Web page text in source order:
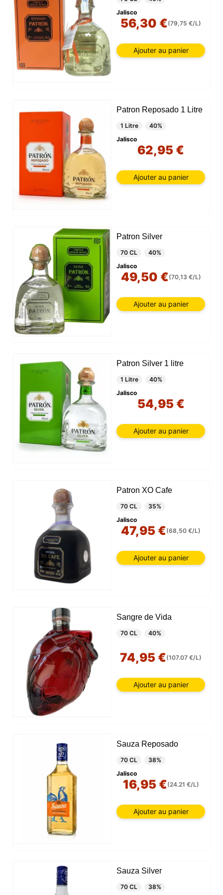
Jalisco
56,30 €(79,75 €/L)
Ajouter au panier
Patron Reposado 1 Litre
1 Litre
40%
Jalisco
62,95 €
Ajouter au panier
Patron Silver
70 CL
40%
Jalisco
49,50 €(70,13 €/L)
Ajouter au panier
Patron Silver 1 litre
1 Litre
40%
Jalisco
54,95 €
Ajouter au panier
Patron XO Cafe
70 CL
35%
Jalisco
47,95 €(68,50 €/L)
Ajouter au panier
Sangre de Vida
70 CL 40%
74,95 €(107.07 €/L)
Ajouter au panier
Sauza Reposado
70 CL
38%
Jalisco
16,95 €(24.21 €/L)
Ajouter au panier
Sauza Silver
70 CL
38%